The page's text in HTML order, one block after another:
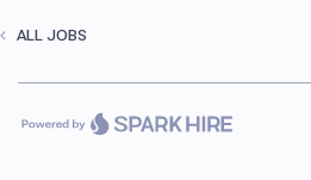
ALL JOBS